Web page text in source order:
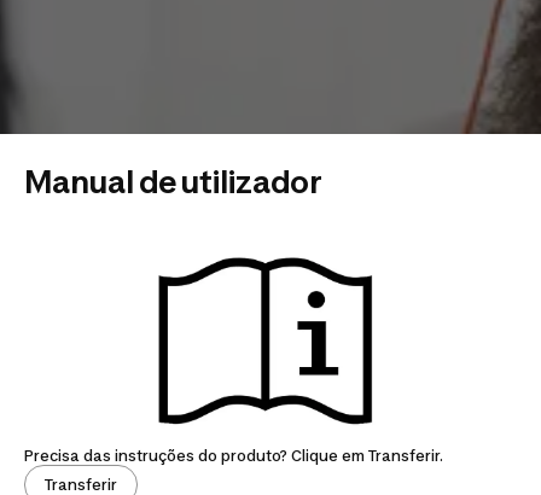
Manual de utilizador
Precisa das instruções do produto? Clique em Transferir.
Transferir